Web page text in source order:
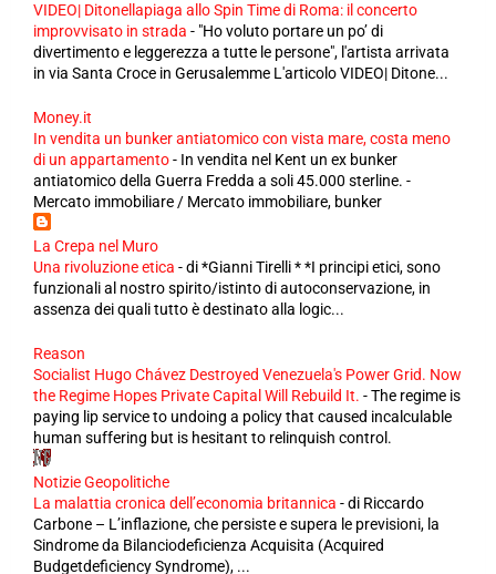
VIDEO| Ditonellapiaga allo Spin Time di Roma: il concerto
improvvisato in strada - "Ho voluto portare un po’ di
divertimento e leggerezza a tutte le persone", l'artista arrivata
in via Santa Croce in Gerusalemme L'articolo VIDEO| Ditone...
Money.it
In vendita un bunker antiatomico con vista mare, costa meno
di un appartamento- In vendita nel Kent un ex bunker
antiatomico della Guerra Fredda a soli 45.000 sterline. -
Mercato immobiliare / Mercato immobiliare, bunker
La Crepa nel Muro
Una rivoluzione etica -di *Gianni Tirelli * *I principi etici, sono
funzionali al nostro spirito/istinto di autoconservazione, in
assenza dei quali tutto è destinato alla logic...
Reason
Socialist Hugo Chávez Destroyed Venezuela's Power Grid. Now
the Regime Hopes Private Capital Will Rebuild It. -The regime is
paying lip service to undoing a policy that caused incalculable
human suffering but is hesitant to relinquish control.
Notizie Geopolitiche
La malattia cronica dell’economia britannica -di Riccardo
Carbone – L’inflazione, che persiste e supera le previsioni, la
Sindrome da Bilanciodeficienza Acquisita (Acquired
Budgetdeficiency Syndrome), ...